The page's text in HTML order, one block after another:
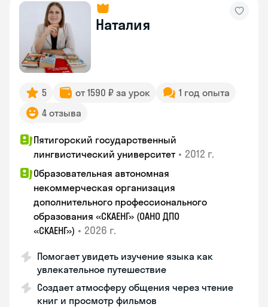
Наталия
5 от 1590 ₽ за урок
1 год опыта
4 отзыва
Пятигорский государственный
лингвистический университет • 2012 г.
Образовательная автономная
некоммерческая организация
дополнительного профессионального
образования «СКАЕНГ» (ОАНО ДПО
«СКАЕНГ») • 2026 г.
Помогает увидеть изучение языка как
увлекательное путешествие
Создает атмосферу общения через чтение
книг и просмотр фильмов